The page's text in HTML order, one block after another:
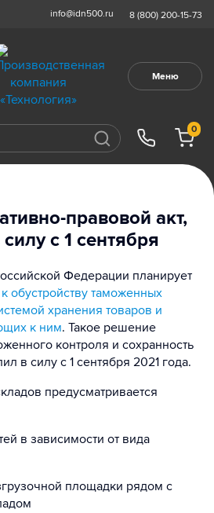
info@idn500.ru 8 (800) 200-15-73
Меню
0
правовой акт,
с 1 сентября
Федерации планирует
обустройству таможенных
хранения товаров и
к ним. Такое решение
контроля и сохранность
в силу с 1 сентября 2021 года.
предусматривается
в зависимости от вида
площадки рядом с